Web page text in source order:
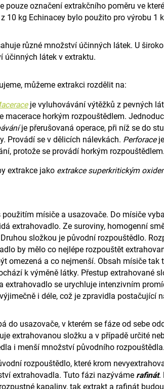
pouze označení extrakčního poměru ve
10 kg Echinacey bylo použito pro výrobu 1
různé množství účinných látek. U
účinných látek v extraktu.
můžeme extrakci rozdělit na:
je vyluhovávání výtěžků z pevných
macerace horkým rozpouštědlem.
je přerušovaná operace, při níž se do
Provádí se v dělicích nálevkách. Perforace
protože se provádí horkým rozpouštědlem.
extrakce jako extrakce superkritickým
použitím mísiče a usazovače. Do mísiče
extrahovadlo. Ze suroviny, homogenní
Druhou složkou je původní rozpouštědlo.
by mělo co nejlépe rozpouštět
omezená a co nejmenší. Obsah mísiče tak
k výměně látky. Přestup extrahované
extrahovadlo se urychluje intenzivním
i déle, což je zpravidla postačující
do usazovače, v kterém se fáze od sebe
extrahovanou složku a v případě určité
i menší množství původního
rozpouštědlo, které krom
extrahovadla. Tuto fázi nazýváme rafinát.
kapaliny, tak extrakt a rafinát